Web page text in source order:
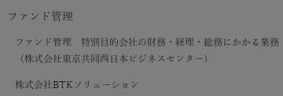
ファンド管理
ファンド管理 特別目的会社の財務・経理・総務にかかる業務
（株式会社東京共同西日本ビジネスセンター）
株式会社BTKソリューション